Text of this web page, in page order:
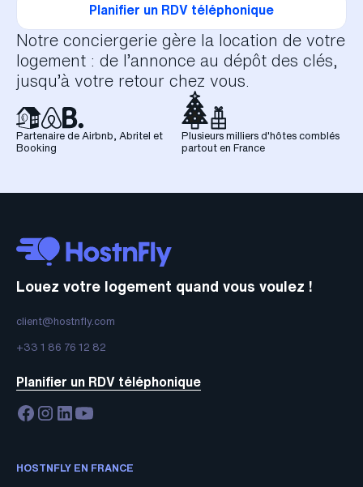
Planifier un RDV téléphonique
Notre conciergerie gère la location de votre
logement : de l’annonce au dépôt des clés,
jusqu’à votre retour chez vous.
Partenaire de Airbnb, Abritel et
Booking
Plusieurs milliers d'hôtes comblés
partout en France
Louez votre logement quand vous voulez !
client@hostnfly.com
+33 1 86 76 12 82
Planifier un RDV téléphonique
HOSTNFLY EN FRANCE